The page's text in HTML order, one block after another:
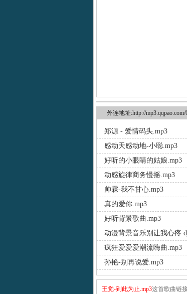
外连地址:http://mp3.qqpao.com/
郑源 - 爱情码头.mp3
感动天感动地-小聪.mp3
好听的小眼睛的姑娘.mp3
动感旋律商务慢摇.mp3
帅霖-我不甘心.mp3
真的爱你.mp3
好听背景歌曲.mp3
动漫背景音乐别让我心疼
疯狂爱爱爱潮流嗨曲.mp3
孙艳-别再说爱.mp3
王觉-到此为止.mp3这首歌曲链